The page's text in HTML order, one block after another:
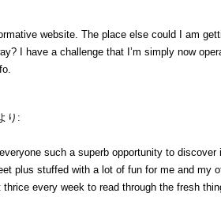
website. The place else could I am
I have a challenge that I’m simply now
り:
such a superb opportunity to discover
plus stuffed with a lot of fun for me and my
every week to read through the fresh